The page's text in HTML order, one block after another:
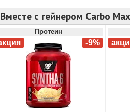
Вместе с гейнером Carbo
Протеин